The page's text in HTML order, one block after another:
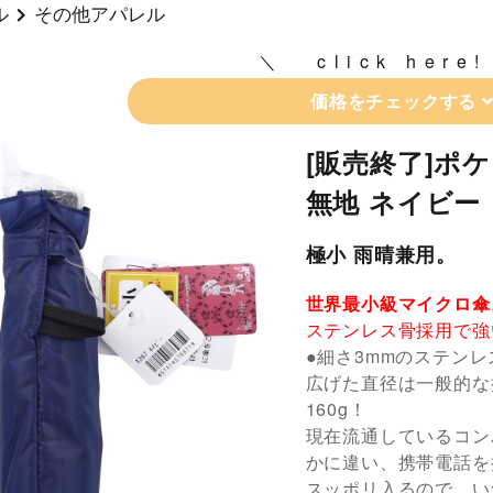
その他アパレル
click here!
価格をチェックする
[販売終了]ポ
無地 ネイビー
極小 雨晴兼用。
世界最小級マイクロ
ステンレス骨採用で
●細さ3mmのステン
広げた直径は一般的
160g！
現在流通しているコ
かに違い、携帯電話